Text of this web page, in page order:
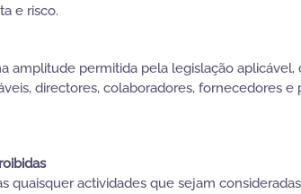
e risco.
amplitude permitida pela legislação
directores, colaboradores, fornecedores
quaisquer actividades que sejam